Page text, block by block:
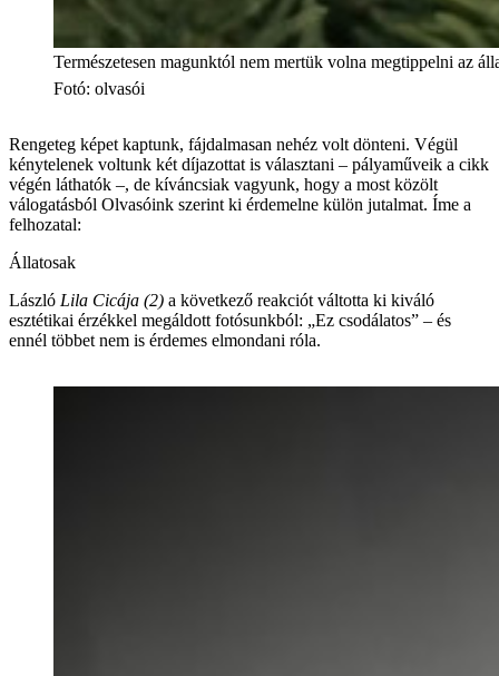
Természetesen magunktól nem mertük volna megtippelni az
Fotó: olvasói
Rengeteg képet kaptunk, fájdalmasan nehéz volt dönteni. Végül
kénytelenek voltunk két díjazottat is választani – pályaműveik a cikk
végén láthatók –, de kíváncsiak vagyunk, hogy a most közölt
válogatásból Olvasóink szerint ki érdemelne külön jutalmat. Íme a
felhozatal:
Állatosak
László Lila Cicája (2) a következő reakciót váltotta ki kiváló
esztétikai érzékkel megáldott fotósunkból: „Ez csodálatos” – és
ennél többet nem is érdemes elmondani róla.